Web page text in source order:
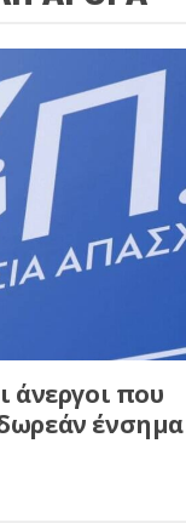
άνεργοι που